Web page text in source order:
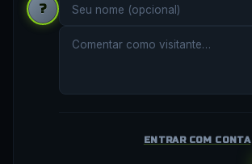
?
ENTRAR COM CONTA